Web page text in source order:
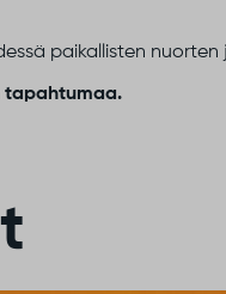
paikallisten nuorten
tapahtumaa.